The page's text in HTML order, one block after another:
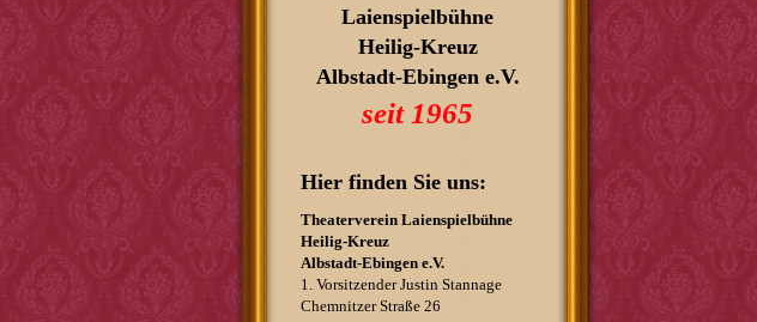
Laienspielbühne
Heilig-Kreuz
Albstadt-Ebingen e.V.
seit 1965
Hier finden Sie uns:
Theaterverein Laienspielbühne
Heilig-Kreuz
Albstadt-Ebingen e.V.
1. Vorsitzender Justin Stannage
Chemnitzer Straße 26